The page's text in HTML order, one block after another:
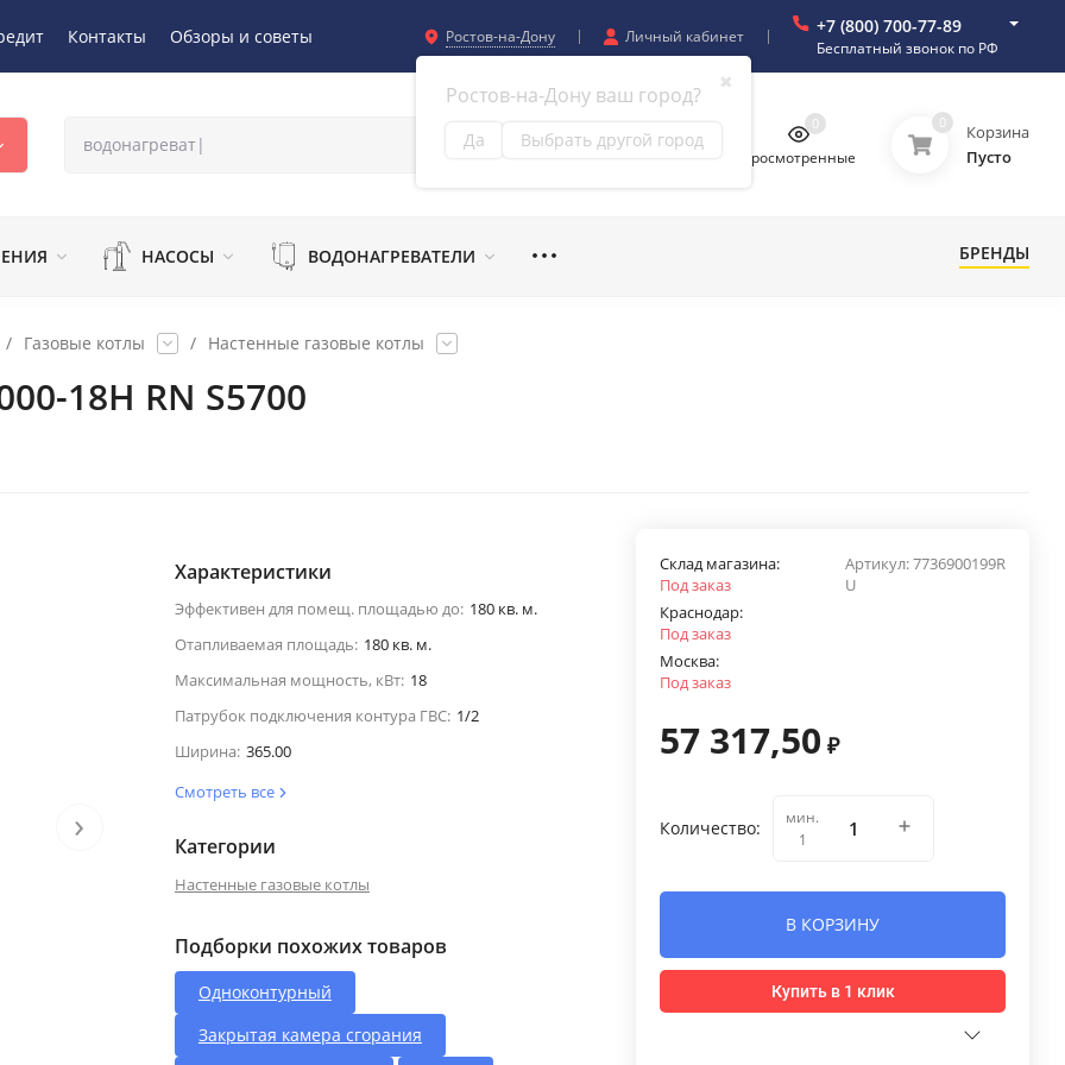
Контакты Обзоры и советы Ростов-на-Дону
✖
Ростов-на-Дону ваш город?
Да Выбрать другой город
Личный кабинет +7 (800) 700-77-89
Бесплатный звонок по РФ
Просмотренные
0 0
Корзина
Пусто
НАСОСЫ ВОДОНАГРЕВАТЕЛИ БРЕНДЫ
/ Газовые котлы / Настенные газовые котлы
18H RN S5700
›
Характеристики
Эффективен для помещ. площадью до: 180 кв. м.
Отапливаемая площадь: 180 кв. м.
Максимальная мощность, кВт: 18
Патрубок подключения контура ГВС: 1/2
Ширина: 365.00
Смотреть все
Категории
Настенные газовые котлы
Подборки похожих товаров
Одноконтурный
Закрытая камера сгорания
Артикул:7736900199R
U
Склад магазина:
Под заказ
Краснодар:
Под заказ
Москва:
Под заказ
57 317,50 ₽
Количество:
мин.
1
В КОРЗИНУ
Купить в 1 клик